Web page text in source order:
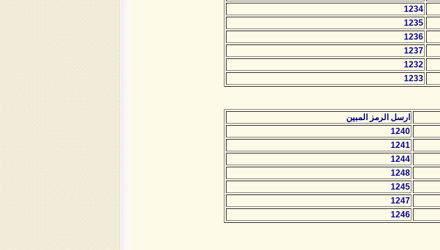
1234
1235
1236
1237
1232
1233
ارسل الرمز المبين
1240
1241
1244
1248
1245
1247
1246